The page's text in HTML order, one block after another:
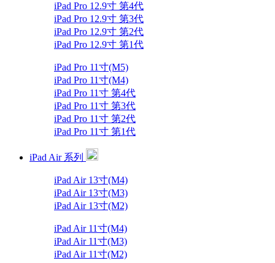
iPad Pro 12.9寸 第4代
iPad Pro 12.9寸 第3代
iPad Pro 12.9寸 第2代
iPad Pro 12.9寸 第1代
iPad Pro 11寸(M5)
iPad Pro 11寸(M4)
iPad Pro 11寸 第4代
iPad Pro 11寸 第3代
iPad Pro 11寸 第2代
iPad Pro 11寸 第1代
iPad Air 系列
iPad Air 13寸(M4)
iPad Air 13寸(M3)
iPad Air 13寸(M2)
iPad Air 11寸(M4)
iPad Air 11寸(M3)
iPad Air 11寸(M2)